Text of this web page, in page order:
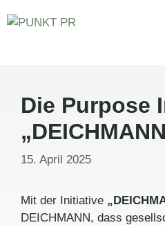
Inhalt
Die Purpose
15. April 2025
Mit der Initiative
DEICHMANN, dass